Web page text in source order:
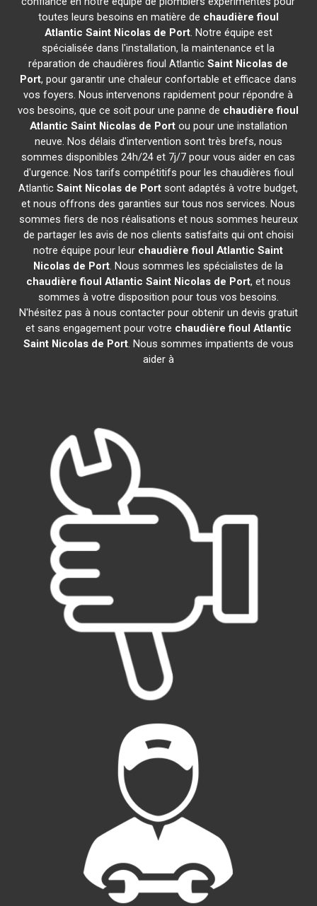
toutes leurs besoins en matière de chaudière fioul
Atlantic Saint Nicolas de Port. Notre équipe est
spécialisée dans l'installation, la maintenance et la
réparation de chaudières fioul AtlanticSaint Nicolas de
Port, pour garantir une chaleur confortable et efficace dans
vos foyers. Nous intervenons rapidement pour répondre à
vos besoins, que ce soit pour une panne de chaudière fioul
Atlantic Saint Nicolas de Portou pour une installation
neuve. Nos délais d'intervention sont très brefs, nous
sommes disponibles 24h/24 et 7j/7 pour vous aider en cas
d'urgence. Nos tarifs compétitifs pour les chaudières fioul
AtlanticSaint Nicolas de Port sont adaptés à votre budget,
et nous offrons des garanties sur tous nos services. Nous
sommes fiers de nos réalisations et nous sommes heureux
de partager les avis de nos clients satisfaits qui ont choisi
notre équipe pour leur chaudière fioul Atlantic Saint
Nicolas de Port. Nous sommes les spécialistes de la
chaudière fioul Atlantic Saint Nicolas de Port, et nous
sommes à votre disposition pour tous vos besoins.
N'hésitez pas à nous contacter pour obtenir un devis gratuit
et sans engagement pour votre chaudière fioul Atlantic
Saint Nicolas de Port. Nous sommes impatients de vous
aider à